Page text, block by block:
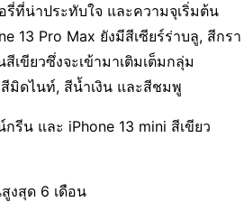
รี่ที่น่าประทับใจ และความจุเริ่มต้น
13 Pro Max ยังมีสีเซียร์ร่าบลู, สีกรา
เขียวซึ่งจะเข้ามาเติมเต็มกลุ่ม
มิดไนท์, สีน้ำเงิน และสีชมพู
น และ iPhone 13 mini สีเขียว
สุด 6 เดือน